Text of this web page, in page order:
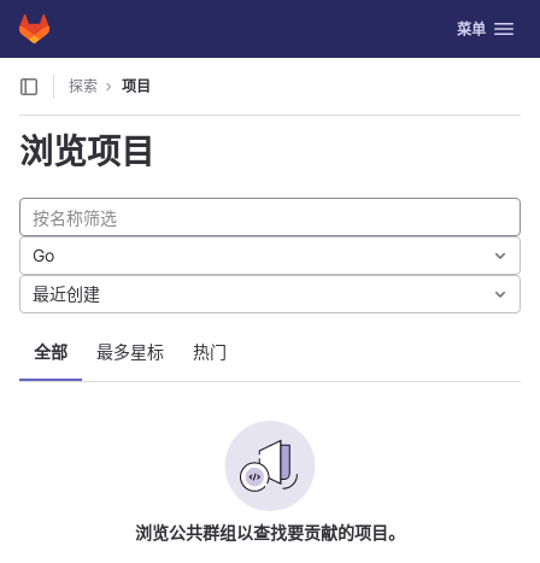
Skip to content
GitLab 切换导航
菜单
探索 项目
浏览项目
全部 最多星标 热门
Go
最近创建
浏览公共群组以查找要贡献的项目。